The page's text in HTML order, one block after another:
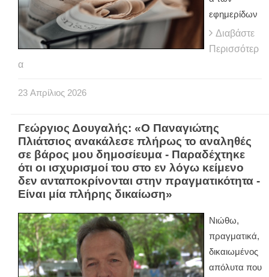
εφημερίδων
Διαβάστε
Περισσότερ
α
23 Απρίλιος 2026
Γεώργιος Δουγαλής: «Ο Παναγιώτης
Πλιάτσιος ανακάλεσε πλήρως το αναληθές
σε βάρος μου δημοσίευμα - Παραδέχτηκε
ότι οι ισχυρισμοί του στο εν λόγω κείμενο
δεν ανταποκρίνονται στην πραγματικότητα -
Είναι μία πλήρης δικαίωση»
Νιώθω,
πραγματικά,
δικαιωμένος
απόλυτα που